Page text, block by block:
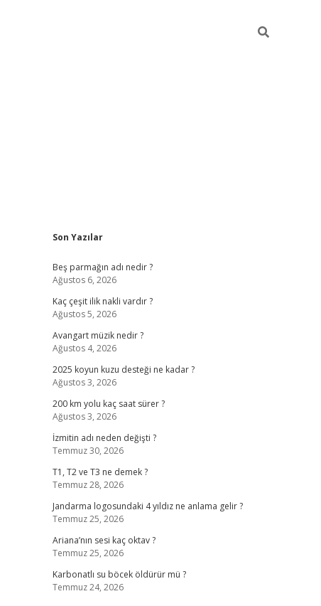
Sidebar
Son Yazılar
Beş parmağın adı nedir ?
Ağustos 6, 2026
Kaç çeşit ilik nakli vardır ?
Ağustos 5, 2026
Avangart müzik nedir ?
Ağustos 4, 2026
2025 koyun kuzu desteği ne kadar ?
Ağustos 3, 2026
200 km yolu kaç saat sürer ?
Ağustos 3, 2026
İzmitin adı neden değişti ?
Temmuz 30, 2026
T1, T2 ve T3 ne demek ?
Temmuz 28, 2026
Jandarma logosundaki 4 yıldız ne anlama gelir ?
Temmuz 25, 2026
Ariana’nın sesi kaç oktav ?
Temmuz 25, 2026
Karbonatlı su böcek öldürür mü ?
Temmuz 24, 2026